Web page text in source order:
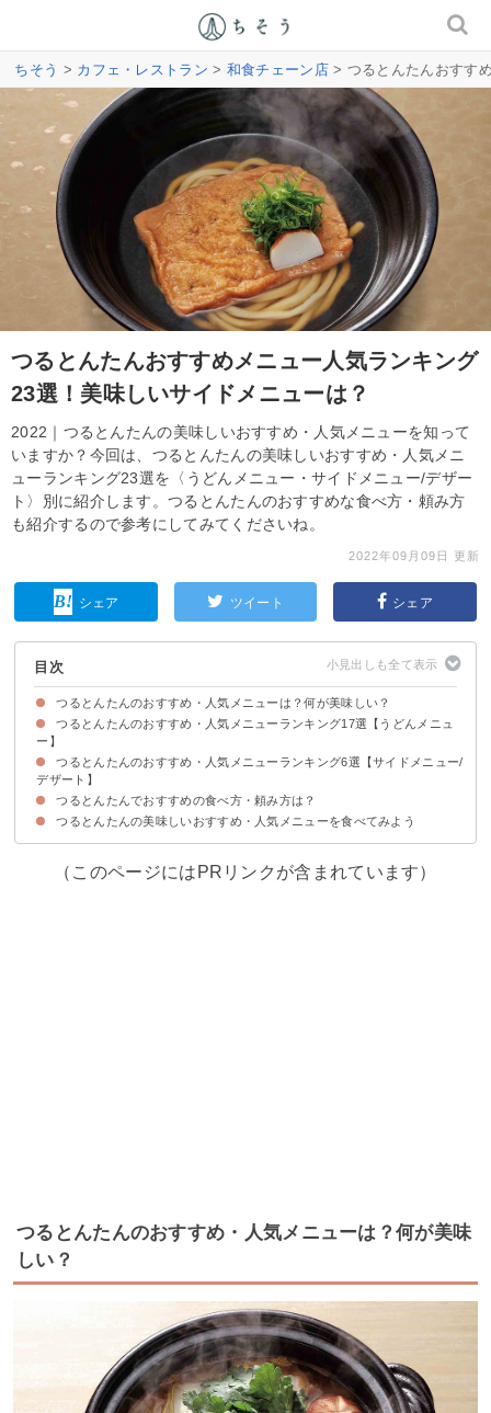
ちそう > カフェ・レストラン > 和食チェーン店> つるとんたんおすす
つるとんたんおすすめメニュー人気ランキング
23選！美味しいサイドメニューは？
2022｜つるとんたんの美味しいおすすめ・人気メニューを知って
いますか？今回は、つるとんたんの美味しいおすすめ・人気メニ
ューランキング23選を〈うどんメニュー・サイドメニュー/デザー
ト〉別に紹介します。つるとんたんのおすすめな食べ方・頼み方
も紹介するので参考にしてみてくださいね。
2022年09月09日 更新
シェア ツイート シェア
目次
つるとんたんのおすすめ・人気メニューは？何が美味しい？
つるとんたんが人気の理由
つるとんたんのおすすめ・人気メニューランキング17選【うどんメニュ
ー】
17位：エビフライカレーのおうどん（税込1,380円）
16位：しらすおろしすだちのおうどん（税込1,020円）
15位：鍋焼きのおうどん（税込1,650円）
14位：ちゃんぽんのおうどん（税込1,480円）
13位：牛しゃぶ黒胡椒おろしのおうどん（税込1,280円）
12位：天扶良のおうどん（税込1,680円）
11位：釜玉のおうどん（税込880円）
10位：カツカレーのおうどん（税込1,380円）
9位：明太餡かけ玉子とじのおうどん（税込1,380円）
8位：牛もつスープカレーのおうどん（税込1,380円）
7位：ベーコンカルボナーラのおうどん（税込1,480円）
6位：カレーのおうどん（税込1,100円）
5位：酸辣湯のおうどん（税込1,380円）
4位：肉のおうどん（税込1,100円）
3位：天山かけのおうどん（税込1,480円）
2位：明太子クリームのおうどん（税込1,380円）
1位：大判きつねのおうどん（税込880円）
つるとんたんのおすすめ・人気メニューランキング6選【サイドメニュー/
デザート】
6位：若鶏の竜田揚げ（税込580円）
5位：出汁巻き卵（税込530円）
4位：ロール寿司 盛り合わせ（税込1,160円）
3位：クレームブリュレ（税込450円）
2位：わらび餅（税込500円）
1位：天扶良盛り合わせ（税込680円）
つるとんたんでおすすめの食べ方・頼み方は？
①いっぱい食べたい時は大盛りもOK
②麺の太さも好みに合わせて調整しよう
つるとんたんの美味しいおすすめ・人気メニューを食べてみよう
（このページにはPRリンクが含まれています）
つるとんたんのおすすめ・人気メニューは？何が美味
しい？